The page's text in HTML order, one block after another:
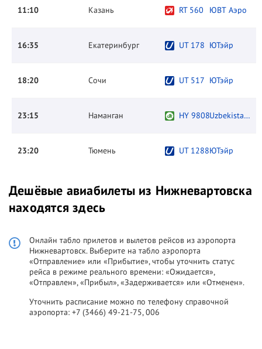
11:10 Казань RT 560 ЮВТ Аэро
16:35 Екатеринбург UT 178 ЮТэйр
18:20 Сочи UT 517 ЮТэйр
23:15 Наманган HY 9808 Uzbekistan Airways
23:20 Тюмень UT 1288ЮТэйр
Дешёвые авиабилеты из Нижневартовска
находятся здесь
Онлайн табло прилетов и вылетов рейсов из аэропорта
Нижневартовск. Выберите на табло аэропорта
«Отправление» или «Прибытие», чтобы уточнить статус
рейса в режиме реального времени: «Ожидается»,
«Отправлен», «Прибыл», «Задерживается» или «Отменен».
Уточнить расписание можно по телефону справочной
аэропорта: +7 (3466) 49-21-75, 006